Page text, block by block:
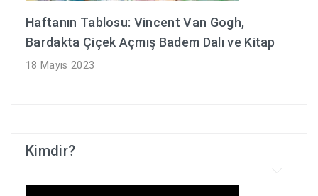
Haftanın Tablosu: Vincent Van Gogh,
Bardakta Çiçek Açmış Badem Dalı ve Kitap
18 Mayıs 2023
Kimdir?